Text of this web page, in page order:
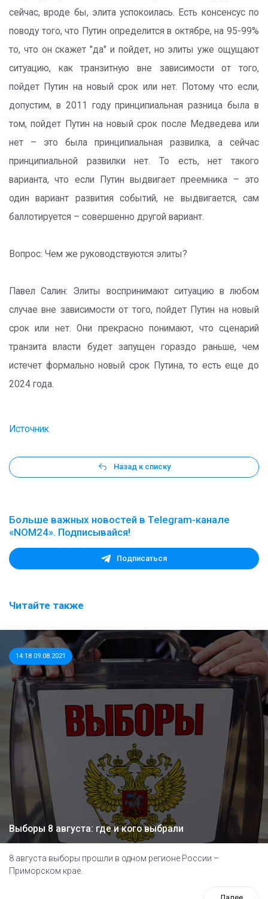
сейчас, вроде бы, элита успокоилась. Есть консенсус по
поводу того, что Путин определится в октябре, на 95-99%
то, что он скажет "да" и пойдет, но элиты уже ощущают
ситуацию, как транзитную вне зависимости от того,
пойдет Путин на новый срок или нет. Потому что если,
допустим, в 2011 году принципиальная разница была в
том, пойдет Путин на новый срок после Медведева или
нет – это была принципиальная развилка, а сейчас
принципиальной развилки нет. То есть, нет такого
варианта, что если Путин выдвигает преемника – это
один вариант развития событий, не выдвигается, сам
баллотируется – совершенно другой вариант.
Вопрос: Чем же руководствуются элиты?
Павел Салин: Элиты воспринимают ситуацию в любом
случае вне зависимости от того, пойдет Путин на новый
срок или нет. Они прекрасно понимают, что сценарий
транзита власти будет запущен гораздо раньше, чем
истечет формально новый срок Путина, то есть еще до
2024 года.
Источник
Назад к списку
Больше важных новостей в Telegram-канале
«NOM24». Подписывайся!
Подписаться
Читайте также
14:18 09.08.2021
Выборы 8 августа: где и кого выбрали
8 августа выборы прошли в одном регионе России –
Приморском крае.